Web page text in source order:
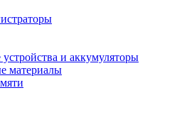
и аккумуляторы
материалы